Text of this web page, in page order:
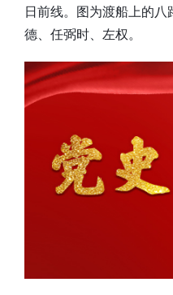
日前线。图为渡船上的
德、任弼时、左权。